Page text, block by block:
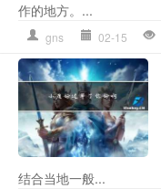
作的地方。...
gns 02-15
结合当地一般...